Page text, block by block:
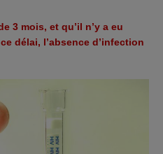
3 mois, et qu’il n’y a eu
délai, l’absence d’infection